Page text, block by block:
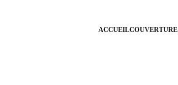
ACCUEILCOUVERTURE